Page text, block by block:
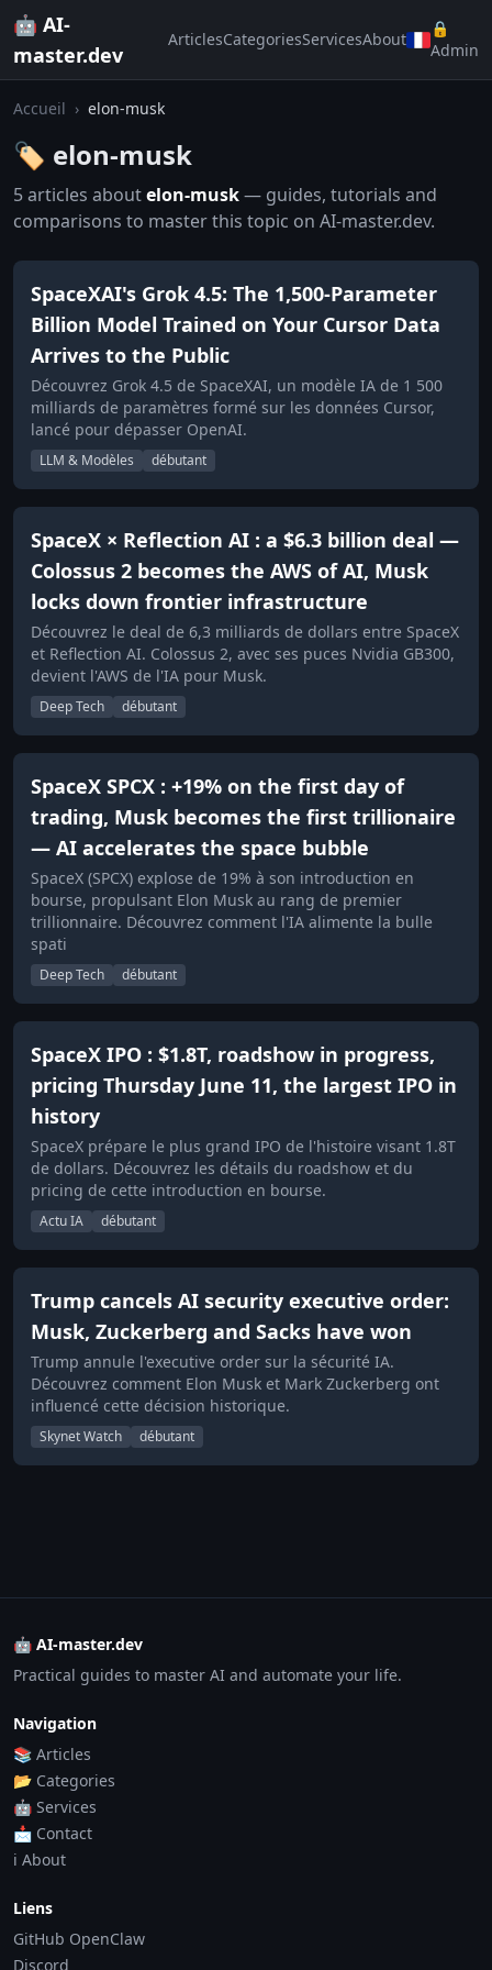
🤖 AI-
master.dev
ArticlesCategoriesServicesAbout
🔒
Admin
Accueil › elon-musk
🏷️ elon-musk
5 articles aboutelon-musk— guides, tutorials and
comparisons to master this topic on AI-master.dev.
SpaceXAI's Grok 4.5: The 1,500-Parameter
Billion Model Trained on Your Cursor Data
Arrives to the Public
Découvrez Grok 4.5 de SpaceXAI, un modèle IA de 1 500
milliards de paramètres formé sur les données Cursor,
lancé pour dépasser OpenAI.
LLM & Modèles débutant
SpaceX × Reflection AI : a $6.3 billion deal —
Colossus 2 becomes the AWS of AI, Musk
locks down frontier infrastructure
Découvrez le deal de 6,3 milliards de dollars entre SpaceX
et Reflection AI. Colossus 2, avec ses puces Nvidia GB300,
devient l'AWS de l'IA pour Musk.
Deep Tech débutant
SpaceX SPCX : +19% on the first day of
trading, Musk becomes the first trillionaire
— AI accelerates the space bubble
SpaceX (SPCX) explose de 19% à son introduction en
bourse, propulsant Elon Musk au rang de premier
trillionnaire. Découvrez comment l'IA alimente la bulle
spati
Deep Tech débutant
SpaceX IPO : $1.8T, roadshow in progress,
pricing Thursday June 11, the largest IPO in
history
SpaceX prépare le plus grand IPO de l'histoire visant 1.8T
de dollars. Découvrez les détails du roadshow et du
pricing de cette introduction en bourse.
Actu IA débutant
Trump cancels AI security executive order:
Musk, Zuckerberg and Sacks have won
Trump annule l'executive order sur la sécurité IA.
Découvrez comment Elon Musk et Mark Zuckerberg ont
influencé cette décision historique.
Skynet Watch débutant
🤖 AI-master.dev
Practical guides to master AI and automate your life.
Navigation
📚 Articles
📂 Categories
🤖 Services
📩 Contact
ℹ️ About
Liens
GitHub OpenClaw
Discord